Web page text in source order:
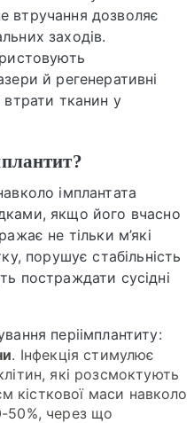
втручання дозволяє
заходів.
й регенеративні
втрати тканин у
імплантата
якщо його вчасно
не тільки м’які
порушує стабільність
постраждати сусідні
періімплантиту:
. Інфекція стимулює
які розсмоктують
кісткової маси навколо
50%, через що